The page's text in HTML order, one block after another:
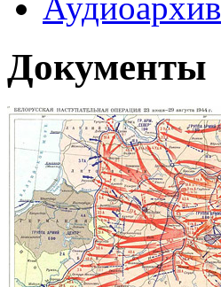
Документы